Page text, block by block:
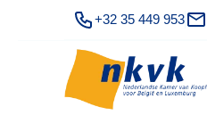
+32 35 449 953